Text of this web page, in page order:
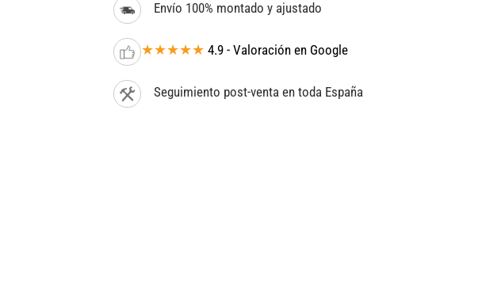
Envío 100% montado y ajustado
★★★★★ 4.9 - Valoración en Google
Seguimiento post-venta en toda España